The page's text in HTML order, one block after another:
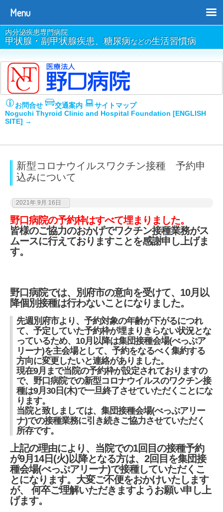
内分泌疾患専門病院
甲状腺・副甲状腺疾患、糖尿病などの生活習慣病
お問合せ 交通案内
サイトマップ
Noguchi Thyroid Clinic and Hospital Foundation [ENGLISH
SITE] →
新型コロナウイルスワクチン接種 予約申
込みについて
2021年 9月 16日
野口病院の予約枠はすべて埋まりました。
皆様のご協力のおかげでワクチン接種業務がス
ムースに行えておりますことを感謝申し上げま
す。
野口病院では、別府市の意向を受けて、10月以
降個別接種は行わないことになりました。
先週別府市より、予約対象の年齢が下がるにつれ
て、予定していた予約枠が埋まりきらない状況とな
っているため、10月以降は集団接種会場(べっぷア
リーナ)を主会場として、予約をなるべく集約する
方向に変更したいと連絡がありました。
現在9月まで当院の予約枠が設定されておりますの
で、野口病院での新型コロナウイルスのワクチン接
種は9月30日(木)で一旦終了させていただくことにな
ります。
当院と致しましては、集団接種会場(べっぷアリー
ナ)での接種業務に引き続きご協力させていただく
所存です。
上記の理由により、当院での1回目の接種予約
が9月14日(火)以降となる方は、2回目を集団接
種会場(べっぷアリーナ)で接種していただくこ
とになります。大変ご不便をおかけいたします
が、 何卒ご理解いただきますようお願い申し上
げます。
Menu